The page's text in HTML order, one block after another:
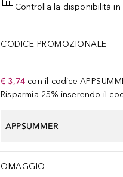
Controlla la disponibilità in
CODICE PROMOZIONALE
€ 3,74 con il codice
Risparmia 25% inserendo il
APPSUMMER
OMAGGIO